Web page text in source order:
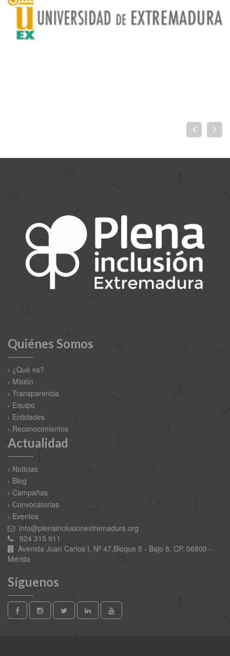
Quiénes Somos
¿Qué es?
Misión
Transparencia
Equipo
Entidades
Reconocimientos
Actualidad
Noticias
Blog
Campañas
Convocatorias
Eventos
info@plenainclusionextremadura.org
924 315 911
Avenida Juan Carlos I, Nº 47,Bloque 5 - Bajo 8. CP. 06800 -
Mérida
Síguenos